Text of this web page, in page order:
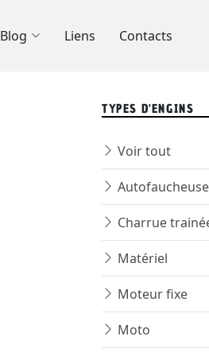
Blog Liens Contacts
TYPES D'ENGINS
Voir tout
Autofaucheuse
Charrue
Matériel
Moteur fixe
Moto